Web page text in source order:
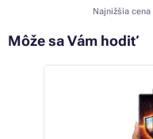
Najnižšia cena
Môže sa Vám hodiť